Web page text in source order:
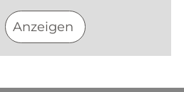
Anzeigen